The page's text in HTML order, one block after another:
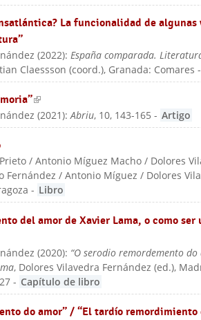
La funcionalidad de
(2022):España comparada.
Claessson (coord.), Granada: Comares -
(link is external)
(2021):Abriu, 10, 143-165 - Artigo
/ Antonio Míguez Macho / Dolores
Fernández / Antonio Míguez / Dolores
- Libro
del amor de Xavier Lama, o como
(2020): “O serodio remordemento
, Dolores Vilavedra Fernández (ed.),
- Capítulo de libro
do amor” / “El tardío remordimiento